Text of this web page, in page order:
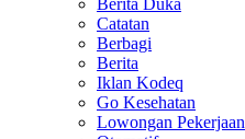
Berita Duka
Catatan
Berbagi
Berita
Iklan Kodeq
Go Kesehatan
Lowongan Pekerjaan